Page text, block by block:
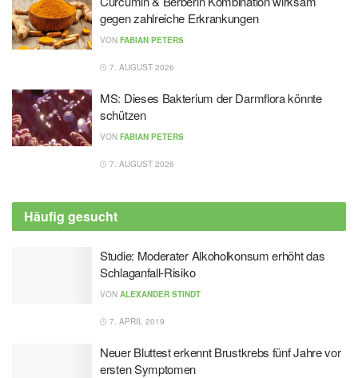
gegen zahlreiche Erkrankungen
VON FABIAN PETERS
7. AUGUST 2026
MS: Dieses Bakterium der Darmflora könnte
schützen
VON FABIAN PETERS
7. AUGUST 2026
Häufig gesucht
Studie: Moderater Alkoholkonsum erhöht das
Schlaganfall-Risiko
VON ALEXANDER STINDT
7. APRIL 2019
Neuer Bluttest erkennt Brustkrebs fünf Jahre vor
ersten Symptomen